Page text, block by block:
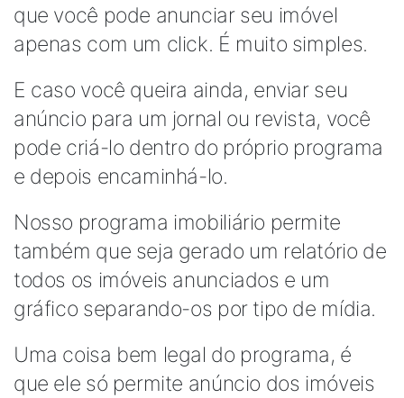
que você pode anunciar seu imóvel
apenas com um click. É muito simples.
E caso você queira ainda, enviar seu
anúncio para um jornal ou revista, você
pode criá-lo dentro do próprio programa
e depois encaminhá-lo.
Nosso programa imobiliário permite
também que seja gerado um relatório de
todos os imóveis anunciados e um
gráfico separando-os por tipo de mídia.
Uma coisa bem legal do programa, é
que ele só permite anúncio dos imóveis